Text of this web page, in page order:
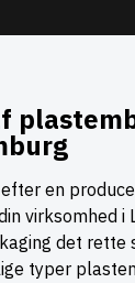
en
virksomhed i
det rette
typer